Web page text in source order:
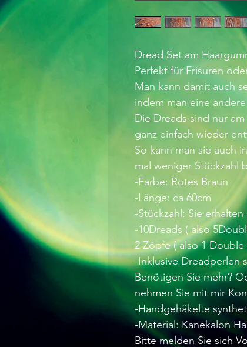
Dread Set am
Perfekt für Frisuren
Man kann damit auch
indem man eine
Die Dreads sind nur
ganz einfach wieder
So kann man sie auch
mal weniger Stückzahl
-Farbe: Rotes Braun
-Länge: ca 60cm
-Stückzahl: Sie
-10Dreads ( also
2 Zöpfe ( also 1
-Inklusive Dreadperlen
Benötigen Sie mehr?
nehmen Sie mit mir
-Handgehäkelte
-Material: Kanekalon
Bitte melden Sie sich